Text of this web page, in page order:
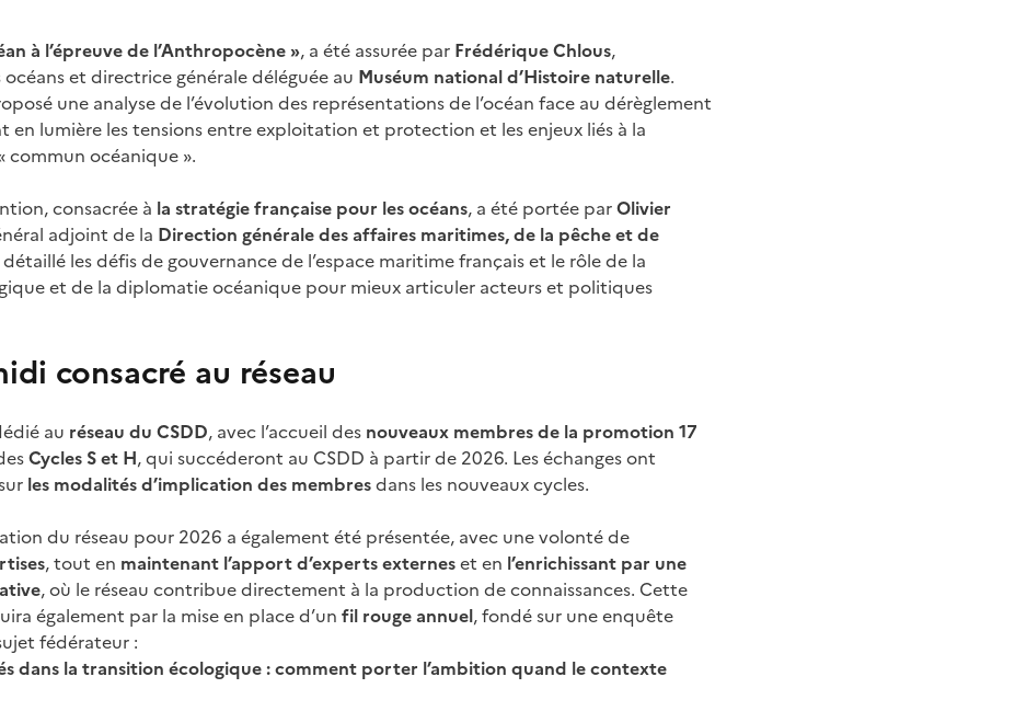
à l’épreuve de l’Anthropocène », a été assurée par Frédérique Chlous,
et directrice générale déléguée au Muséum national d’Histoire naturelle.
une analyse de l’évolution des représentations de l’océan face au dérèglement
lumière les tensions entre exploitation et protection et les enjeux liés à la
commun océanique ».
consacrée à la stratégie française pour les océans, a été portée parOlivier
adjoint de la Direction générale des affaires maritimes, de la pêche et de
les défis de gouvernance de l’espace maritime français et le rôle de la
et de la diplomatie océanique pour mieux articuler acteurs et politiques
consacré au réseau
au réseau du CSDD, avec l’accueil des nouveaux membres de la promotion 17
Cycles S et H, qui succéderont au CSDD à partir de 2026. Les échanges ont
les modalités d’implication des membresdans les nouveaux cycles.
du réseau pour 2026 a également été présentée, avec une volonté de
, tout en maintenant l’apport d’experts externeset en l’enrichissant par une
, où le réseau contribue directement à la production de connaissances. Cette
également par la mise en place d’un fil rouge annuel, fondé sur une enquête
fédérateur :
dans la transition écologique : comment porter l’ambition quand le contexte